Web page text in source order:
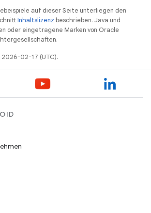
auf dieser Seite unterliegen den
Inhaltslizenz beschrieben. Java und
oder eingetragene Marken von Oracle
02-17 (UTC).